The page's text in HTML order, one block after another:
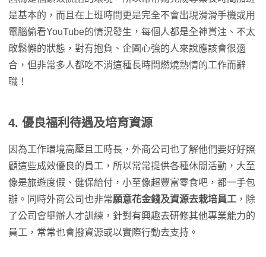
是基本的，而且在上班時間更是完全不會出現滑滑手機或用
電腦偷看YouTube的情況發生，每個人都是全神貫注、不太
敢鬆懈的狀態，對有抱負、企圖心強的人來說應該會很適
合，但非常多人都吃不消這種長時間燃燒熱情的工作而辭
職！
4. 優良福利待遇及培育資源
因為工作環境高壓且工時長，外商公司也了解他們要好好照
顧這些成效優良的員工，所以常常提供各種休閒活動，大至
像是旅遊度假、健保給付，小至像超豐富零食吧，都一手包
辦。同時外商公司也非常願意花金錢及資源去栽培員工 ，除
了公司會舉辦人才訓練，針對有興趣去研修其他專業能力的
員工，常常也會撥資源或以實際行動去支持。